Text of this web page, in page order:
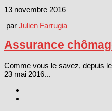
13 novembre 2016
par Julien Farrugia
Assurance
Comme vous le savez, depuis
23 mai 2016...